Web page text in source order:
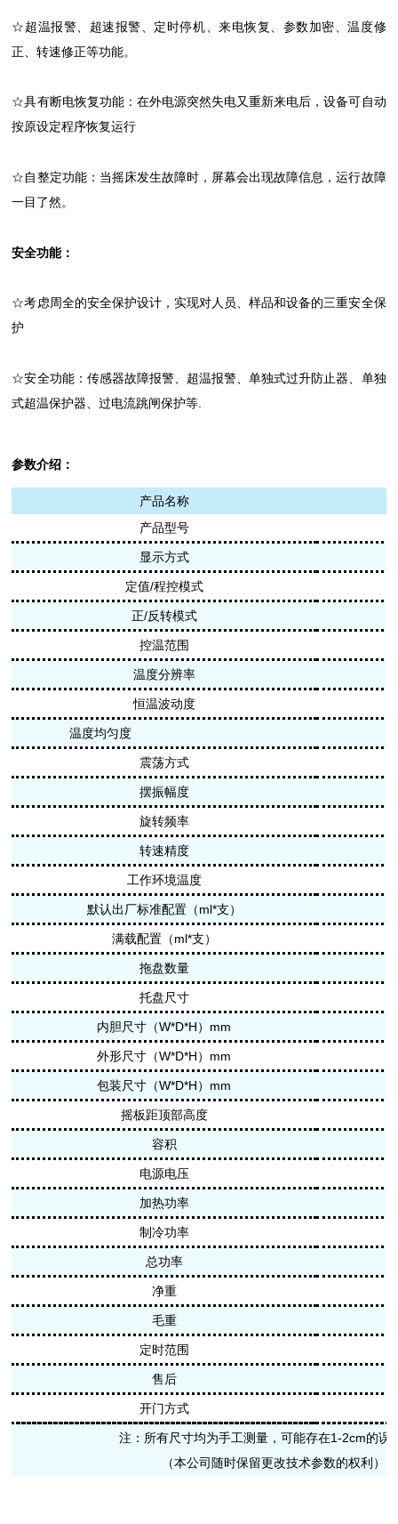
☆超温报警、超速报警、定时停机、来电恢复、参数加密、温度修
正、转速修正等功能。
☆具有断电恢复功能：在外电源突然失电又重新来电后，设备可自动
按原设定程序恢复运行
☆自整定功能：当摇床发生故障时，屏幕会出现故障信息，运行故障
一目了然。
安全功能：
☆考虑周全的安全保护设计，实现对人员、样品和设备的三重安全保
护
☆安全功能：传感器故障报警、超温报警、单独式过升防止器、单独
式超温保护器、过电流跳闸保护等.
参数介绍 ：
产品名称
产品型号
显示方式
定值/程控模式
正/反转模式
控温范围
温度分辨率
恒温波动度
温度均匀度
震荡方式
摆振幅度
旋转频率
转速精度
工作环境温度
默认出厂标准配置（ml*支）
满载配置（ml*支）
拖盘数量
托盘尺寸
内胆尺寸（W*D*H）mm
外形尺寸（W*D*H）mm
包装尺寸（W*D*H）mm
摇板距顶部高度
容积
电源电压
加热功率
制冷功率
总功率
净重
毛重
定时范围
售后
开门方式
注：所有尺寸均为手工测量，可能存在1-2cm的
（本公司随时保留更改技术参数的权利）